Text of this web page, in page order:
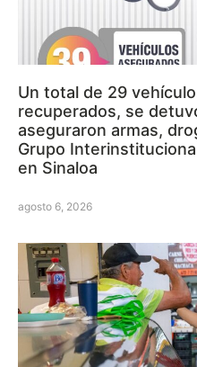
Un total de 29
recuperados, se
aseguraron armas,
Grupo
en Sinaloa
agosto 6, 2026